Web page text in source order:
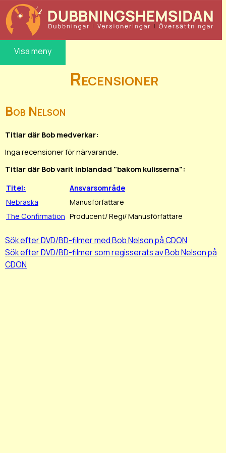
Visa meny
Recensioner
Bob Nelson
Titlar där Bob medverkar:
Inga recensioner för närvarande.
Titlar där Bob varit inblandad "bakom kulisserna":
Titel:
Ansvarsområde
Nebraska
Manusförfattare
The Confirmation Producent/ Regi/ Manusförfattare
Sök efter DVD/BD-filmer med Bob Nelson på CDON
Sök efter DVD/BD-filmer som regisserats av Bob Nelson på
CDON